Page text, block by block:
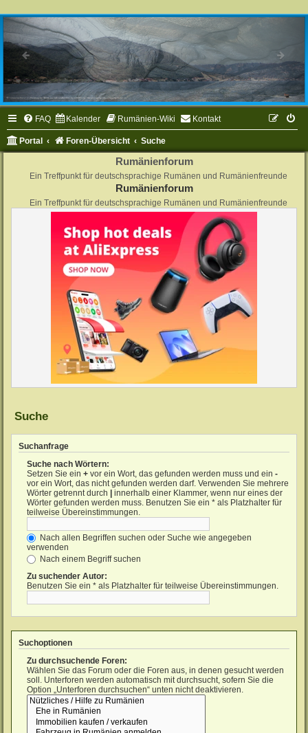
FAQ Kalender Rumänien-Wiki Kontakt
Portal Foren-Übersicht Suche
Rumänienforum
Ein Treffpunkt für deutschsprachige Rumänen und Rumänienfreunde
Rumänienforum
Ein Treffpunkt für deutschsprachige Rumänen und Rumänienfreunde
Suche
Suchanfrage
Suche nach Wörtern:
Setzen Sie ein + vor ein Wort, das gefunden werden muss und ein -
vor ein Wort, das nicht gefunden werden darf. Verwenden Sie mehrere
Wörter getrennt durch | innerhalb einer Klammer, wenn nur eines der
Wörter gefunden werden muss. Benutzen Sie ein * als Platzhalter für
teilweise Übereinstimmungen.
Nach allen Begriffen suchen oder Suche wie angegeben
verwenden
Nach einem Begriff suchen
Zu suchender Autor:
Benutzen Sie ein * als Platzhalter für teilweise Übereinstimmungen.
Suchoptionen
Zu durchsuchende Foren:
Wählen Sie das Forum oder die Foren aus, in denen gesucht werden
soll. Unterforen werden automatisch mit durchsucht, sofern Sie die
Option „Unterforen durchsuchen“ unten nicht deaktivieren.